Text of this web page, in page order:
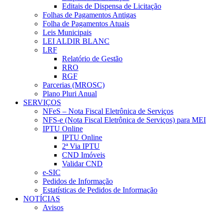
Editais de Dispensa de Licitação
Folhas de Pagamentos Antigas
Folha de Pagamentos Atuais
Leis Municipais
LEI ALDIR BLANC
LRF
Relatório de Gestão
RRO
RGF
Parcerias (MROSC)
Plano Pluri Anual
SERVIÇOS
NFeS – Nota Fiscal Eletrônica de Serviços
NFS-e (Nota Fiscal Eletrônica de Serviços) para MEI
IPTU Online
IPTU Online
2ª Via IPTU
CND Imóveis
Validar CND
e-SIC
Pedidos de Informação
Estatísticas de Pedidos de Informação
NOTÍCIAS
Avisos